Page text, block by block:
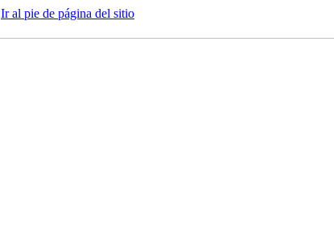
Ir al pie de página del sitio